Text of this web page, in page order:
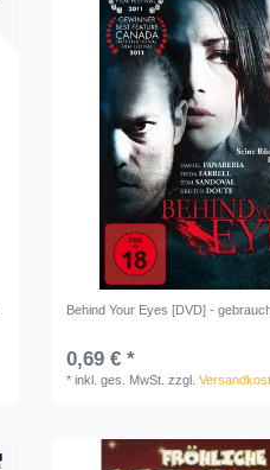
Behind Your Eyes [DVD] -
0,69 € *
*inkl. ges. MwSt. zzgl.